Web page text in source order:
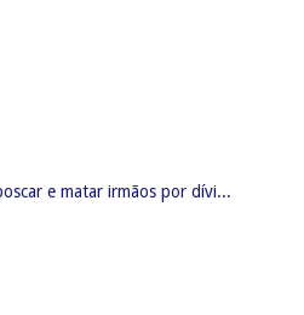
e matar irmãos por dívi...